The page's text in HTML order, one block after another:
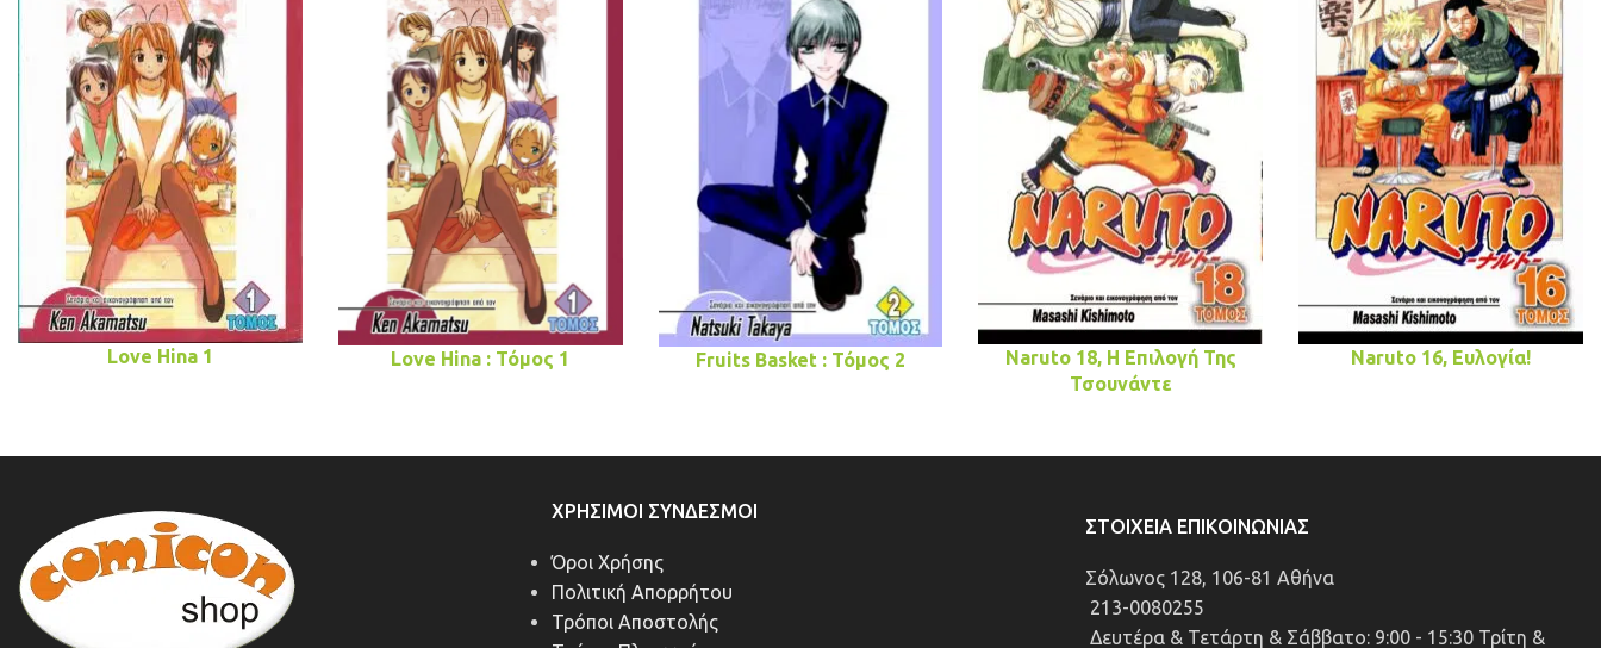
Love Hina 1 Love Hina : Τόμος 1 Fruits Basket : Τόμος 2
Naruto 18, Η Επιλογή Της
Τσουνάντε
Naruto 16, Ευλογία!
ΧΡΉΣΙΜΟΙ ΣΎΝΔΕΣΜΟΙ
Όροι Χρήσης
Πολιτική Απορρήτου
Τρόποι Αποστολής
ΣΤΟΙΧΕΊΑ ΕΠΙΚΟΙΝΩΝΊΑΣ
Σόλωνος 128, 106-81 Αθήνα
213-0080255
Δευτέρα & Τετάρτη & Σάββατο: 9:00 - 15:30 Τρίτη &